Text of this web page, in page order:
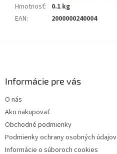
Hmotnosť: 0.1 kg
EAN: 2000000240004
Informácie pre vás
O nás
Ako nakupovať
Obchodné podmienky
Podmienky ochrany osobných údajov
Informácie o súboroch cookies